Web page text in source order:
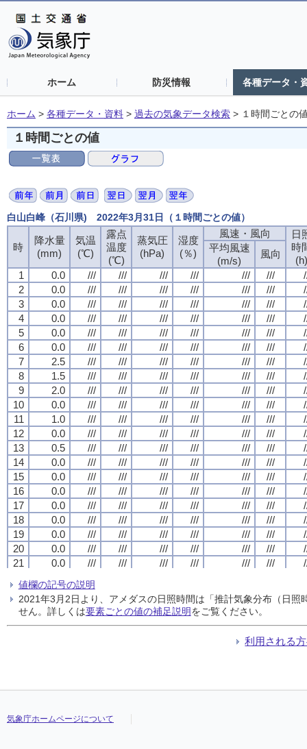
ホーム 防災情報 各種データ・
ホーム > 各種データ・資料 > 過去の気象データ検索 > １時間ごとの
１時間ごとの値
白山白峰（石川県) 2022年3月31日（１時間ごとの値）
時
降水量
(mm)
気温
(℃)
露点
温度
(℃)
蒸気圧
(hPa)
湿度
(％)
風速・風向
日
時
(h)
平均風速
(m/s)
風向
1
0.0 /// /// /// /// /// ///
2
0.0 /// /// /// /// /// ///
3
0.0 /// /// /// /// /// ///
4
0.0 /// /// /// /// /// ///
5
0.0 /// /// /// /// /// ///
6
0.0 /// /// /// /// /// ///
7
2.5 /// /// /// /// /// ///
8
1.5 /// /// /// /// /// ///
9
2.0 /// /// /// /// /// ///
10
0.0 /// /// /// /// /// ///
11
1.0 /// /// /// /// /// ///
12
0.0 /// /// /// /// /// ///
13
0.5 /// /// /// /// /// ///
14
0.0 /// /// /// /// /// ///
15
0.0 /// /// /// /// /// ///
16
0.0 /// /// /// /// /// ///
17
0.0 /// /// /// /// /// ///
18
0.0 /// /// /// /// /// ///
19
0.0 /// /// /// /// /// ///
20
0.0 /// /// /// /// /// ///
21
0.0 /// /// /// /// /// ///
23
0.0 /// ///
24
0.0 /// /// /// /// /// ///
時
降水量
(mm)
気温
(℃)
露点
温度
(℃)
蒸気圧
(hPa)
湿度
(％)
風速・風向
日
時
(h)
平均風速
(m/s)
風向
1
0.0 /// /// /// /// /// ///
2
0.0 /// /// /// /// /// ///
3
0.0 /// /// /// /// /// ///
4
0.0 /// /// /// /// /// ///
5
0.0 /// /// /// /// /// ///
6
0.0 /// /// /// /// /// ///
7
2.5 /// /// /// /// /// ///
8
1.5 /// /// /// /// /// ///
9
2.0 /// /// /// /// /// ///
10
0.0 /// /// /// /// /// ///
11
1.0 /// /// /// /// /// ///
12
0.0 /// /// /// /// /// ///
13
0.5 /// /// /// /// /// ///
14
0.0 /// /// /// /// /// ///
15
0.0 /// /// /// /// /// ///
16
0.0 /// /// /// /// /// ///
17
0.0 /// /// /// /// /// ///
18
0.0 /// /// /// /// /// ///
19
0.0 /// /// /// /// /// ///
20
0.0 /// /// /// /// /// ///
21
0.0 /// /// /// /// /// ///
23
0.0 /// ///
24
0.0 /// /// /// /// /// ///
時
降水量
(mm)
気温
(℃)
露点
温度
(℃)
蒸気圧
(hPa)
湿度
(％)
風速・風向
日
時
(h)
平均風速
(m/s)
風向
1
0.0 /// /// /// /// /// ///
2
0.0 /// /// /// /// /// ///
3
0.0 /// /// /// /// /// ///
4
0.0 /// /// /// /// /// ///
5
0.0 /// /// /// /// /// ///
6
0.0 /// /// /// /// /// ///
7
2.5 /// /// /// /// /// ///
8
1.5 /// /// /// /// /// ///
9
2.0 /// /// /// /// /// ///
10
0.0 /// /// /// /// /// ///
11
1.0 /// /// /// /// /// ///
12
0.0 /// /// /// /// /// ///
13
0.5 /// /// /// /// /// ///
14
0.0 /// /// /// /// /// ///
15
0.0 /// /// /// /// /// ///
16
0.0 /// /// /// /// /// ///
17
0.0 /// /// /// /// /// ///
18
0.0 /// /// /// /// /// ///
19
0.0 /// /// /// /// /// ///
20
0.0 /// /// /// /// /// ///
21
0.0 /// /// /// /// /// ///
23
0.0 /// ///
24
0.0 /// /// /// /// /// ///
時
降水量
(mm)
気温
(℃)
露点
温度
(℃)
蒸気圧
(hPa)
湿度
(％)
風速・風向
日
時
(h)
平均風速
(m/s)
風向
1
0.0 /// /// /// /// /// ///
2
0.0 /// /// /// /// /// ///
3
0.0 /// /// /// /// /// ///
4
0.0 /// /// /// /// /// ///
5
0.0 /// /// /// /// /// ///
6
0.0 /// /// /// /// /// ///
7
2.5 /// /// /// /// /// ///
8
1.5 /// /// /// /// /// ///
9
2.0 /// /// /// /// /// ///
10
0.0 /// /// /// /// /// ///
11
1.0 /// /// /// /// /// ///
12
0.0 /// /// /// /// /// ///
13
0.5 /// /// /// /// /// ///
14
0.0 /// /// /// /// /// ///
15
0.0 /// /// /// /// /// ///
16
0.0 /// /// /// /// /// ///
17
0.0 /// /// /// /// /// ///
18
0.0 /// /// /// /// /// ///
19
0.0 /// /// /// /// /// ///
20
0.0 /// /// /// /// /// ///
21
0.0 /// /// /// /// /// ///
23
0.0 /// ///
24
0.0 /// /// /// /// /// ///
値欄の記号の説明
2021年3月2日より、アメダスの日照時間は「推計気象分布（日
せん。詳しくは要素ごとの値の補足説明をご覧ください。
利用される
気象庁ホームページについて